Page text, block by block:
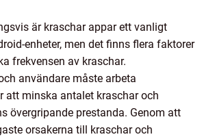
är kraschar appar ett vanligt
enheter, men det finns flera faktorer
frekvensen av kraschar.
användare måste arbeta
att minska antalet kraschar och
övergripande prestanda. Genom att
orsakerna till kraschar och